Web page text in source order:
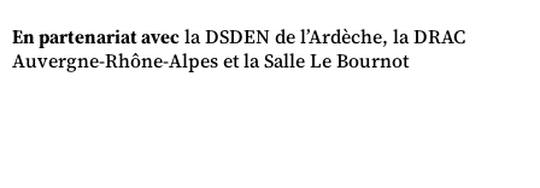
En partenariat avecla DSDEN de l’Ardèche, la DRAC
Auvergne-Rhône-Alpes et la Salle Le Bournot